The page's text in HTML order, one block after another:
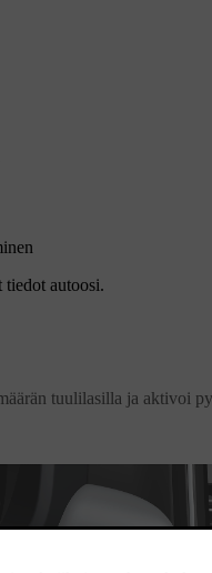
autoosi.
tuulilasilla ja aktivoi